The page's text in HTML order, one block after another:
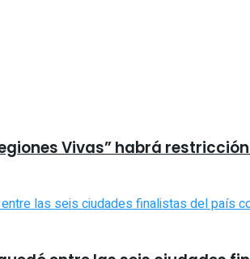
Vivas” habrá